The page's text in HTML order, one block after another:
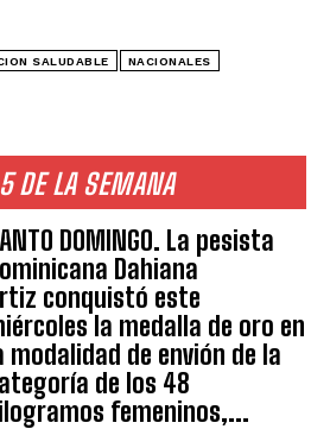
DE LA SEMANA
DOMINGO. La pesista
Dahiana
conquistó este
la medalla de oro en
modalidad de envión de la
de los 48
femeninos,...
SALUDABLE NACIONALES